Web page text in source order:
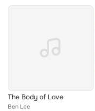
The Body of Love
Ben Lee